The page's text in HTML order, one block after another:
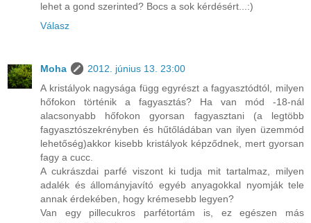
lehet a gond szerinted? Bocs a sok kérdésért...:)
Válasz
Moha
2012. június 13. 23:00
A kristályok nagysága függ egyrészt a fagyasztódtól, milyen
hőfokon történik a fagyasztás? Ha van mód -18-nál
alacsonyabb hőfokon gyorsan fagyasztani (a legtöbb
fagyasztószekrényben és hűtőládában van ilyen üzemmód
lehetőség)akkor kisebb kristályok képződnek, mert gyorsan
fagy a cucc.
A cukrászdai parfé viszont ki tudja mit tartalmaz, milyen
adalék és állományjavító egyéb anyagokkal nyomják tele
annak érdekében, hogy krémesebb legyen?
Van egy pillecukros parfétortám is, ez egészen más